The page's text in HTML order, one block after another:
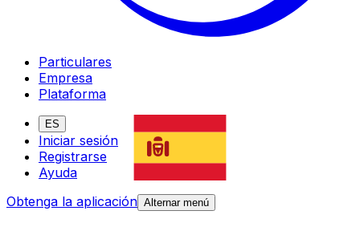
Particulares
Empresa
Plataforma
ES
Iniciar sesión
Registrarse
Ayuda
Obtenga la aplicación Alternar menú